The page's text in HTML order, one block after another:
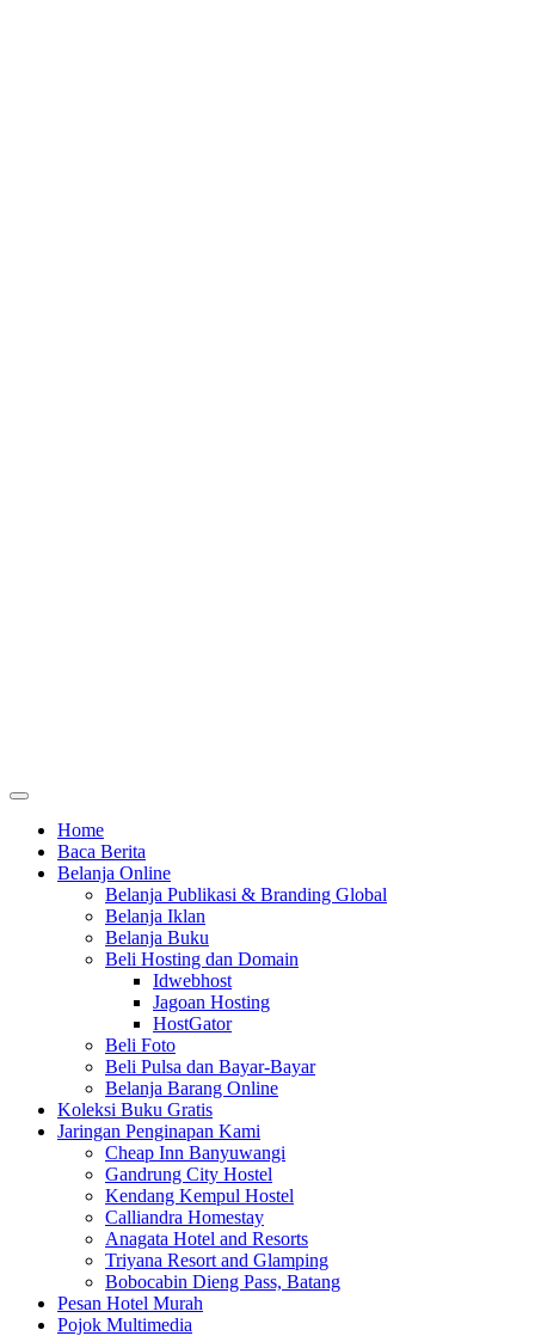
Home
Baca Berita
Belanja Online
Belanja Publikasi & Branding Global
Belanja Iklan
Belanja Buku
Beli Hosting dan Domain
Idwebhost
Jagoan Hosting
HostGator
Beli Foto
Beli Pulsa dan Bayar-Bayar
Belanja Barang Online
Koleksi Buku Gratis
Jaringan Penginapan Kami
Cheap Inn Banyuwangi
Gandrung City Hostel
Kendang Kempul Hostel
Calliandra Homestay
Anagata Hotel and Resorts
Triyana Resort and Glamping
Bobocabin Dieng Pass, Batang
Pesan Hotel Murah
Pojok Multimedia